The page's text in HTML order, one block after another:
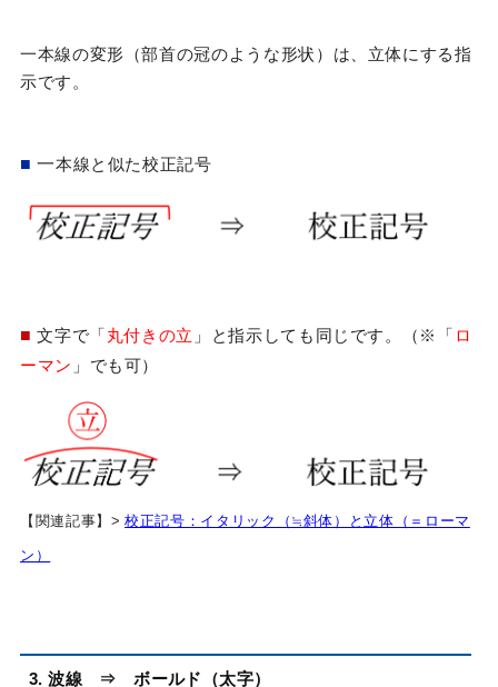
一本線の変形（部首の冠のような形状）は、立体にする指
示です。
■ 一本線と似た校正記号
■文字で「 丸付きの立 」と指示しても同じです。（※「 ロ
ーマン 」でも可）
【関連記事】>校正記号：イタリック（≒斜体）と立体（＝ローマ
ン）
3. 波線 ⇒ ボールド（太字）